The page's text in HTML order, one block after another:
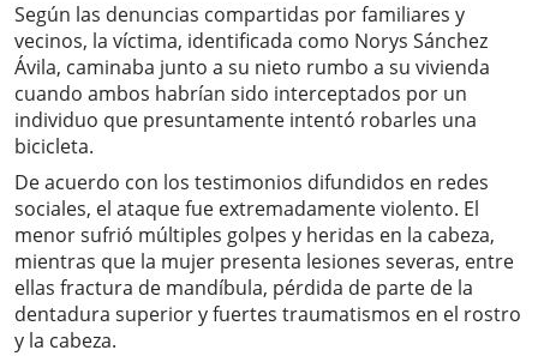
Según las denuncias compartidas por familiares y
vecinos, la víctima, identificada como Norys Sánchez
Ávila, caminaba junto a su nieto rumbo a su vivienda
cuando ambos habrían sido interceptados por un
individuo que presuntamente intentó robarles una
bicicleta.
De acuerdo con los testimonios difundidos en redes
sociales, el ataque fue extremadamente violento. El
menor sufrió múltiples golpes y heridas en la cabeza,
mientras que la mujer presenta lesiones severas, entre
ellas fractura de mandíbula, pérdida de parte de la
dentadura superior y fuertes traumatismos en el rostro
y la cabeza.